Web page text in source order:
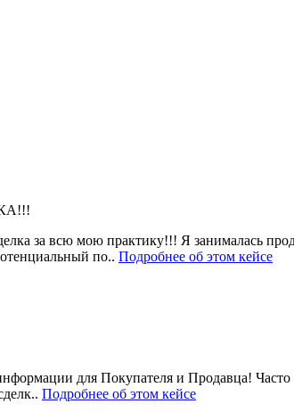
за всю мою практику!!! Я занималась
по.. Подробнее об этом кейсе
для Покупателя и Продавца! Часто
Подробнее об этом кейсе